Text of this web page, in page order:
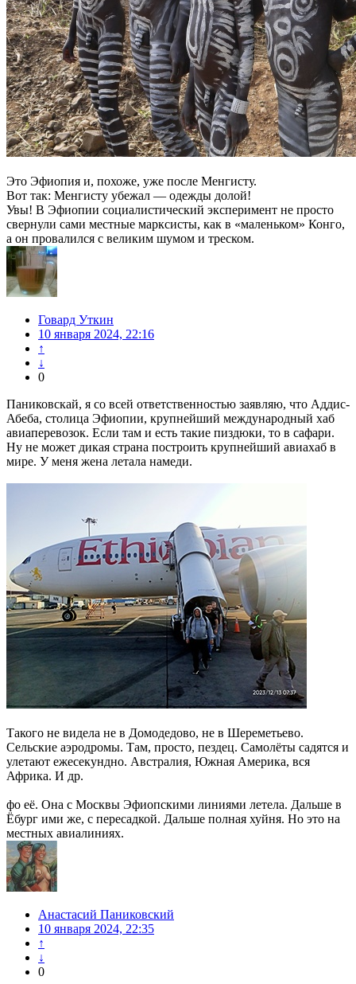
Это Эфиопия и, похоже, уже после Менгисту.
Вот так: Менгисту убежал — одежды долой!
Увы! В Эфиопии социалистический эксперимент не просто
свернули сами местные марксисты, как в «маленьком» Конго,
а он провалился с великим шумом и треском.
Говард Уткин
10 января 2024, 22:16
↑
↓
0
Паниковскай, я со всей ответственностью заявляю, что Аддис-
Абеба, столица Эфиопии, крупнейший международный хаб
авиаперевозок. Если там и есть такие пиздюки, то в сафари.
Ну не может дикая страна построить крупнейший авиахаб в
мире. У меня жена летала намеди.
Такого не видела не в Домодедово, не в Шереметьево.
Сельские аэродромы. Там, просто, пездец. Самолёты садятся и
улетают ежесекундно. Австралия, Южная Америка, вся
Африка. И др.
фо её. Она с Москвы Эфиопскими линиями летела. Дальше в
Ёбург ими же, с пересадкой. Дальше полная хуйня. Но это на
местных авиалиниях.
Анастасий Паниковский
10 января 2024, 22:35
↑
↓
0